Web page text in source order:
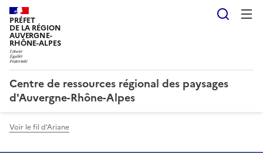
PRÉFET
DE LA RÉGION
AUVERGNE-
RHÔNE-ALPES
Centre de ressources régional des paysages
d'Auvergne-Rhône-Alpes
Voir le fil d'Ariane